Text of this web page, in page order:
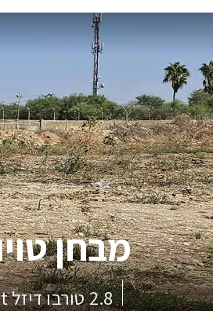
מבחן
2.8 טורבו דיזל 4x4 204hp GR Sport אוטומט